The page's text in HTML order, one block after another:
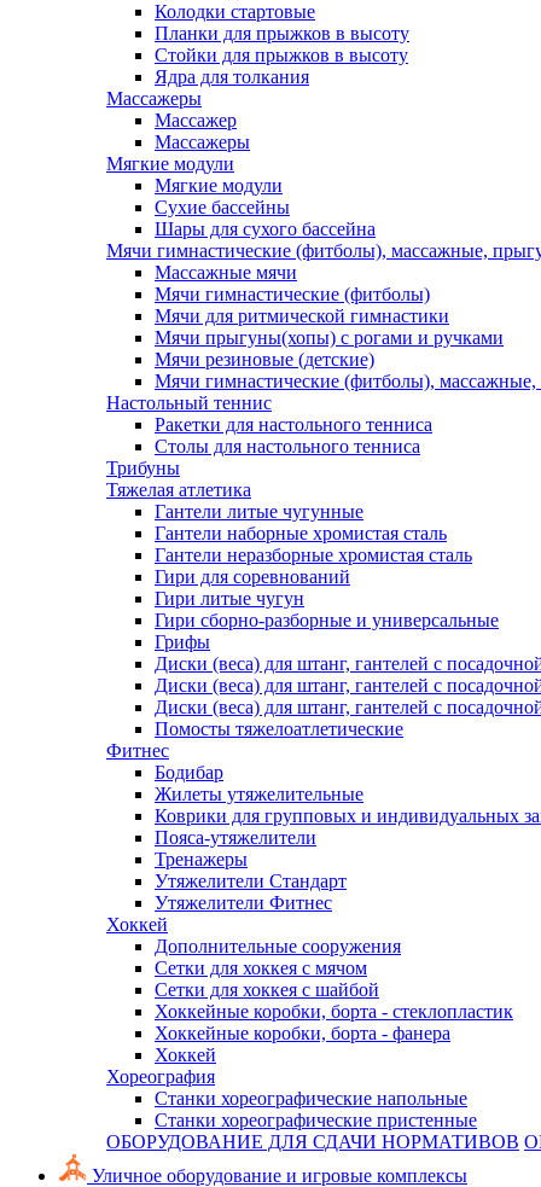
Колодки стартовые
Планки для прыжков в высоту
Стойки для прыжков в высоту
Ядра для толкания
Массажеры
Массажер
Массажеры
Мягкие модули
Мягкие модули
Сухие бассейны
Шары для сухого бассейна
Мячи гимнастические (фитболы), массажные,
Массажные мячи
Мячи гимнастические (фитболы)
Мячи для ритмической гимнастики
Мячи прыгуны(хопы) с рогами и ручками
Мячи резиновые (детские)
Мячи гимнастические (фитболы),
Настольный теннис
Ракетки для настольного тенниса
Столы для настольного тенниса
Трибуны
Тяжелая атлетика
Гантели литые чугунные
Гантели наборные хромистая сталь
Гантели неразборные хромистая сталь
Гири для соревнований
Гири литые чугун
Гири сборно-разборные и универсальные
Грифы
Диски (веса) для штанг, гантелей с
Диски (веса) для штанг, гантелей с
Диски (веса) для штанг, гантелей с
Помосты тяжелоатлетические
Фитнес
Бодибар
Жилеты утяжелительные
Коврики для групповых и индивидуальных
Пояса-утяжелители
Тренажеры
Утяжелители Стандарт
Утяжелители Фитнес
Хоккей
Дополнительные сооружения
Сетки для хоккея с мячом
Сетки для хоккея с шайбой
Хоккейные коробки, борта - стеклопластик
Хоккейные коробки, борта - фанера
Хоккей
Хореография
Станки хореографические напольные
Станки хореографические пристенные
ОБОРУДОВАНИЕ ДЛЯ СДАЧИ НОРМАТИВОВ
Уличное оборудование и игровые комплексы